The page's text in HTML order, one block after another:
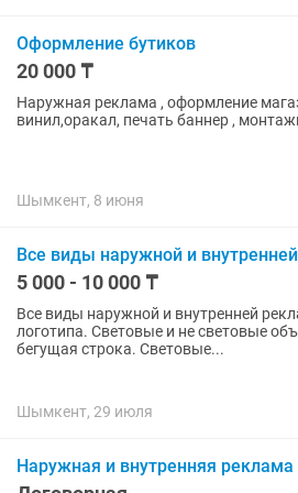
Оформление бутиков
20 000 ₸
Наружная реклама , оформление
винил,оракал, печать баннер ,
Шымкент, 8 июня
Все виды наружной и
5 000 - 10 000 ₸
Все виды наружной и внутренней рекламы.
логотипа. Световые и не световые объемные буквы. Крышные установки. LED экраны,
бегущая строка. Световые...
Шымкент, 29 июля
Наружная и внутренняя реклама